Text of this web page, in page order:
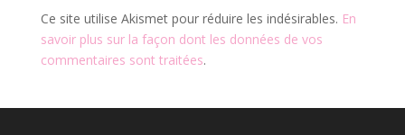
Ce site utilise Akismet pour réduire les indésirables. En
savoir plus sur la façon dont les données de vos
commentaires sont traitées.